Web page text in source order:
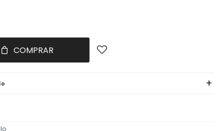
COMPRAR